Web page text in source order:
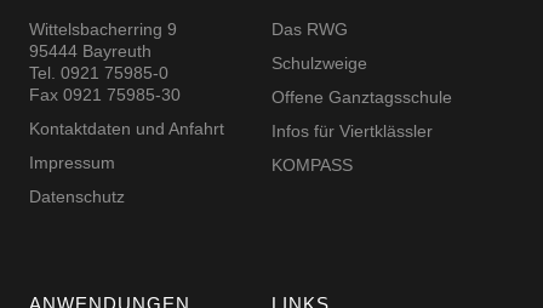
Wittelsbacherring 9
95444 Bayreuth
Tel. 0921 75985-0
Fax 0921 75985-30
Kontaktdaten und Anfahrt
Impressum
Datenschutz
Das RWG
Schulzweige
Offene Ganztagsschule
Infos für Viertklässler
KOMPASS